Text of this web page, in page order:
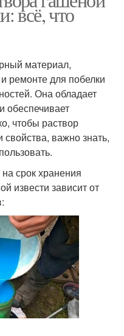
всё, что
материал,
ремонте для побелки
Она обладает
обеспечивает
чтобы раствор
важно знать,
срок хранения
извести зависит от